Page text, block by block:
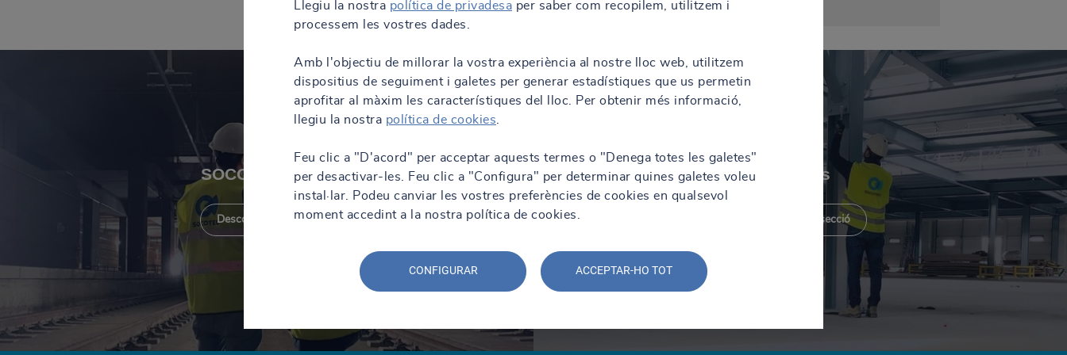
SOCOTEC Spain
Descobreix la secció
Serveis
Descobreix la secció
Llegiu la nostra política de privadesa per saber com recopilem, utilitzem i
processem les vostres dades.
Amb l'objectiu de millorar la vostra experiència al nostre lloc web, utilitzem
dispositius de seguiment i galetes per generar estadístiques que us permetin
aprofitar al màxim les característiques del lloc. Per obtenir més informació,
llegiu la nostra política de cookies
Feu clic a "D'acord" per acceptar aquests termes o "Denega totes les galetes"
per desactivar-les. Feu clic a "Configura" per determinar quines galetes voleu
instal·lar. Podeu canviar les vostres preferències de cookies en qualsevol
moment accedint a la nostra política de cookies.
CONFIGURAR ACCEPTAR-HO TOT